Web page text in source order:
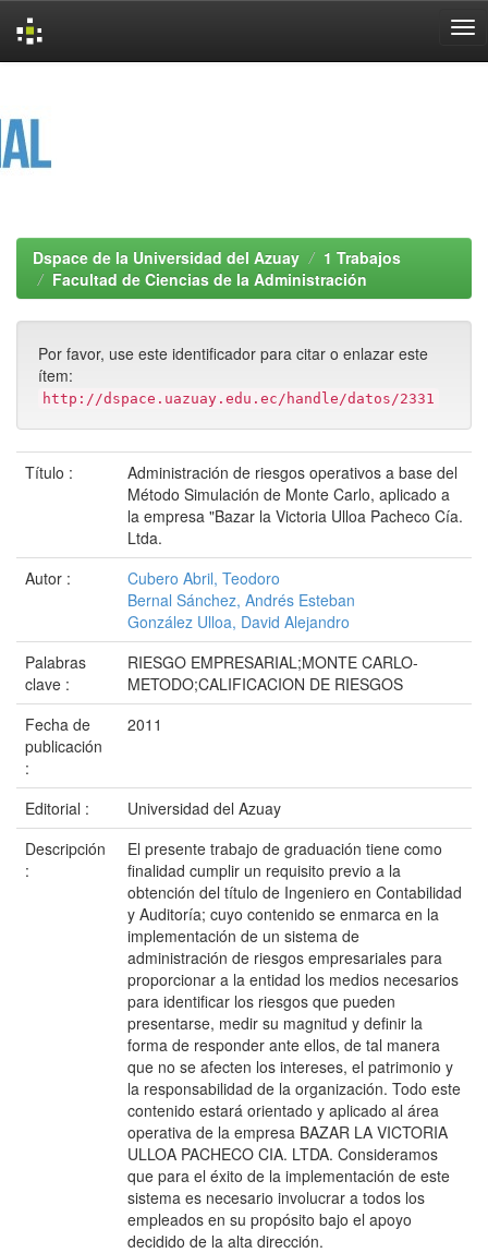
Dspace de la Universidad del Azuay
1 Trabajos
Facultad de Ciencias de la Administración
Por favor, use este identificador para citar o enlazar este
ítem:
http://dspace.uazuay.edu.ec/handle/datos/2331
Título :
Administración de riesgos operativos a base del
Método Simulación de Monte Carlo, aplicado a
la empresa "Bazar la Victoria Ulloa Pacheco Cía.
Ltda.
Autor :
Cubero Abril, Teodoro
Bernal Sánchez, Andrés Esteban
González Ulloa, David Alejandro
Palabras
clave :
RIESGO EMPRESARIAL;MONTE CARLO-
METODO;CALIFICACION DE RIESGOS
Fecha de
publicación
:
2011
Editorial :
Universidad del Azuay
Descripción
:
El presente trabajo de graduación tiene como
finalidad cumplir un requisito previo a la
obtención del título de Ingeniero en Contabilidad
y Auditoría; cuyo contenido se enmarca en la
implementación de un sistema de
administración de riesgos empresariales para
proporcionar a la entidad los medios necesarios
para identificar los riesgos que pueden
presentarse, medir su magnitud y definir la
forma de responder ante ellos, de tal manera
que no se afecten los intereses, el patrimonio y
la responsabilidad de la organización. Todo este
contenido estará orientado y aplicado al área
operativa de la empresa BAZAR LA VICTORIA
ULLOA PACHECO CIA. LTDA. Consideramos
que para el éxito de la implementación de este
sistema es necesario involucrar a todos los
empleados en su propósito bajo el apoyo
decidido de la alta dirección.